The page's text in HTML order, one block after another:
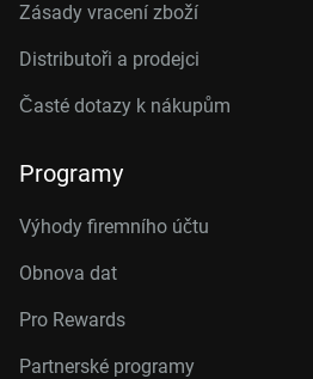
Zásady vracení zboží
Distributoři a prodejci
Časté dotazy k nákupům
Programy
Výhody firemního účtu
Obnova dat
Pro Rewards
Partnerské programy